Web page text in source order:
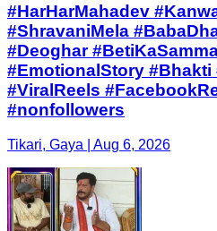
#HarHarMahadev
#ShravaniMela
#Deoghar
#EmotionalStory #Bhakti
#ViralReels
#nonfollowers
Tikari, Gaya | Aug 6, 2026